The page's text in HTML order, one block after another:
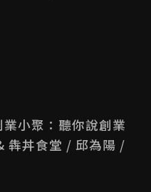
小聚：聽你說創業
犇丼食堂 / 邱為陽 /